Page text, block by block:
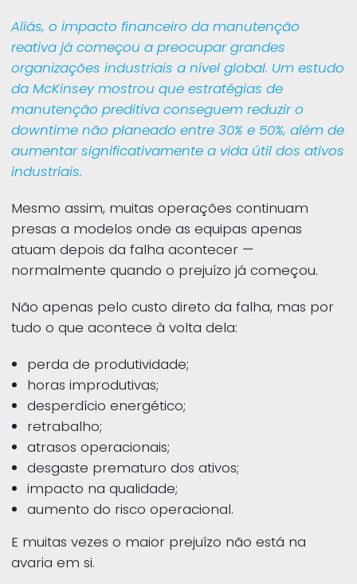
Aliás, o impacto financeiro da manutenção
reativa já começou a preocupar grandes
organizações industriais a nível global. Um estudo
da McKinsey mostrou que estratégias de
manutenção preditiva conseguem reduzir o
downtime não planeado entre 30% e 50%, além de
aumentar significativamente a vida útil dos ativos
industriais.
Mesmo assim, muitas operações continuam
presas a modelos onde as equipas apenas
atuam depois da falha acontecer —
normalmente quando o prejuízo já começou.
Não apenas pelo custo direto da falha, mas por
tudo o que acontece à volta dela:
perda de produtividade;
horas improdutivas;
desperdício energético;
retrabalho;
atrasos operacionais;
desgaste prematuro dos ativos;
impacto na qualidade;
aumento do risco operacional.
E muitas vezes o maior prejuízo não está na
avaria em si.